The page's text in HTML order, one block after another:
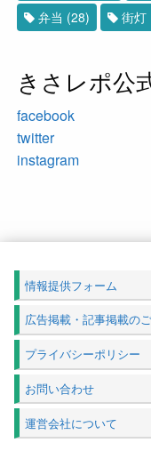
弁当 (28) 街灯
きさレポ公
facebook
twitter
instagram
情報提供フォーム
広告掲載・記事掲載の
プライバシーポリシー
お問い合わせ
運営会社について